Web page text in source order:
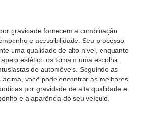
gravidade fornecem a combinação
e acessibilidade. Seu processo
uma qualidade de alto nível, enquanto
estético os tornam uma escolha
de automóveis. Seguindo as
acima, você pode encontrar as melhores
por gravidade de alta qualidade e
e a aparência do seu veículo.